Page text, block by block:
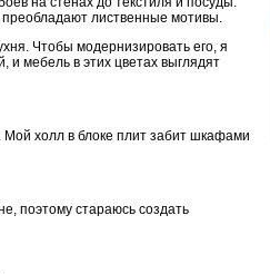
преобладают лиственные мотивы.
Чтобы модернизировать его, я
мебель в этих цветах выглядят
Мой холл в блоке плит забит шкафами
поэтому стараюсь создать